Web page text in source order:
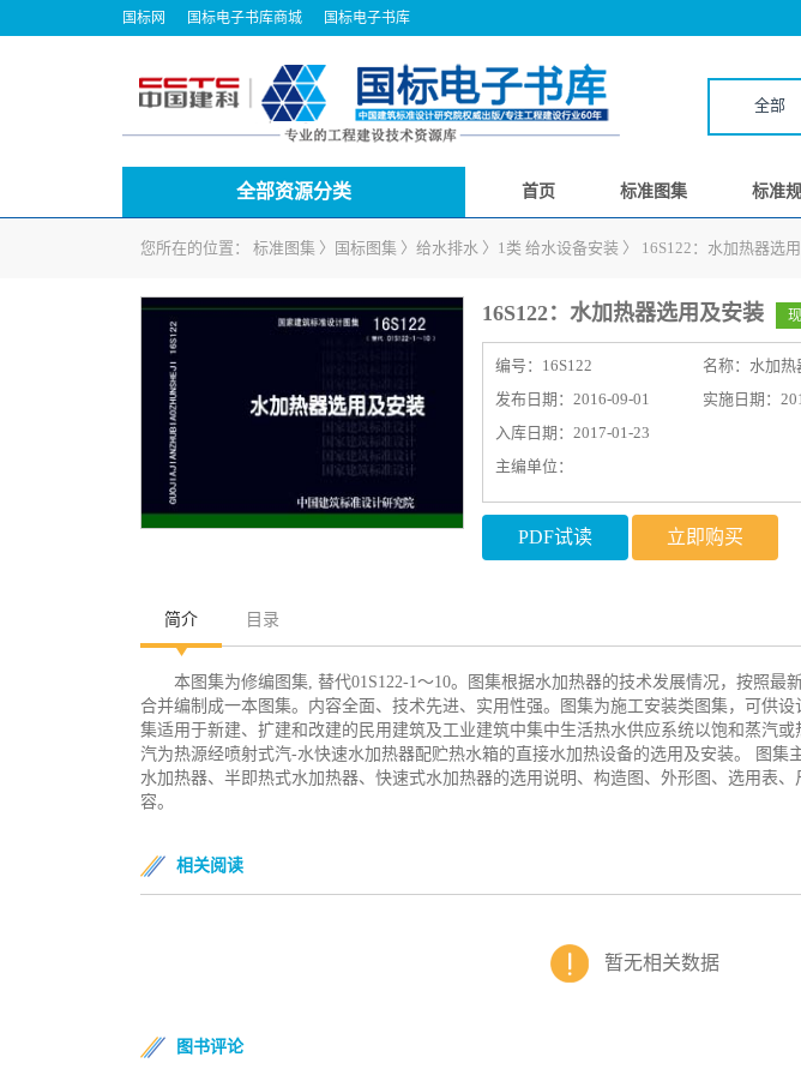
国标网 国标电子书库商城 国标电子书库
全部
全部资源分类 首页 标准图集 标准
您所在的位置： 标准图集 〉 国标图集 〉 给水排水 〉 1类 给水设备安装 〉 16S122：水加热器选
16S122：水加热器选用及安装
编号： 16S122 名称： 水加热
发布日期：2016-09-01
实施日期：
入库日期：2017-01-23
主编单位：
PDF试读 立即购买
简介 目录
本图集为修编图集, 替代01S122-1～10。图集根据水加热器的技术发展情况，按照最
合并编制成一本图集。内容全面、技术先进、实用性强。图集为施工安装类图集，可供
集适用于新建、扩建和改建的民用建筑及工业建筑中集中生活热水供应系统以饱和蒸汽
汽为热源经喷射式汽-水快速水加热器配贮热水箱的直接水加热设备的选用及安装。 图集
水加热器、半即热式水加热器、快速式水加热器的选用说明、构造图、外形图、选用表
容。
相关阅读
暂无相关数据
图书评论